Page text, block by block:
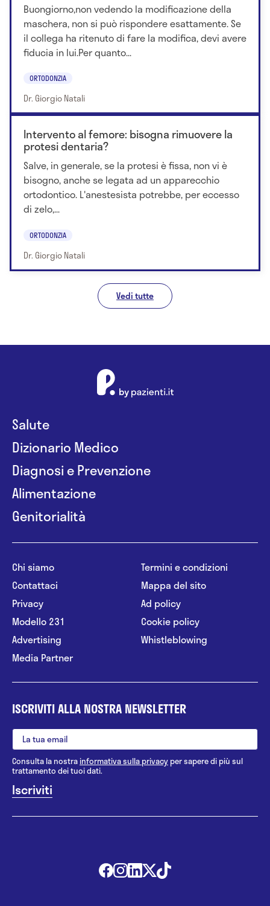
Buongiorno,non vedendo la modificazione della
maschera, non si può rispondere esattamente. Se
il collega ha ritenuto di fare la modifica, devi avere
fiducia in lui.Per quanto...
ORTODONZIA
Dr. Giorgio Natali
Intervento al femore: bisogna rimuovere la
protesi dentaria?
Salve, in generale, se la protesi è fissa, non vi è
bisogno, anche se legata ad un apparecchio
ortodontico. L'anestesista potrebbe, per eccesso
di zelo,...
ORTODONZIA
Dr. Giorgio Natali
Vedi tutte
Salute
Dizionario Medico
Diagnosi e Prevenzione
Alimentazione
Genitorialità
Chi siamo
Contattaci
Privacy
Modello 231
Advertising
Media Partner
Termini e condizioni
Mappa del sito
Ad policy
Cookie policy
Whistleblowing
ISCRIVITI ALLA NOSTRA NEWSLETTER
Consulta la nostrainformativa sulla privacy per sapere di più sul
trattamento dei tuoi dati.